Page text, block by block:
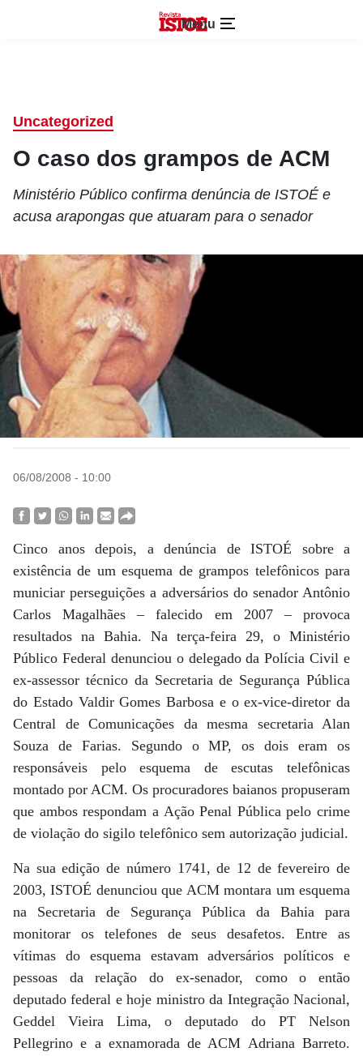
Menu
Uncategorized
O caso dos grampos de ACM
Ministério Público confirma denúncia de ISTOÉ e
acusa arapongas que atuaram para o senador
06/08/2008 - 10:00
Cinco anos depois, a denúncia de ISTOÉ sobre a
existência de um esquema de grampos telefônicos para
municiar perseguições a adversários do senador Antônio
Carlos Magalhães – falecido em 2007 – provoca
resultados na Bahia. Na terça-feira 29, o Ministério
Público Federal denunciou o delegado da Polícia Civil e
ex-assessor técnico da Secretaria de Segurança Pública
do Estado Valdir Gomes Barbosa e o ex-vice-diretor da
Central de Comunicações da mesma secretaria Alan
Souza de Farias. Segundo o MP, os dois eram os
responsáveis pelo esquema de escutas telefônicas
montado por ACM. Os procuradores baianos propuseram
que ambos respondam a Ação Penal Pública pelo crime
de violação do sigilo telefônico sem autorização judicial.
Na sua edição de número 1741, de 12 de fevereiro de
2003, ISTOÉ denunciou que ACM montara um esquema
na Secretaria de Segurança Pública da Bahia para
monitorar os telefones de seus desafetos. Entre as
vítimas do esquema estavam adversários políticos e
pessoas da relação do ex-senador, como o então
deputado federal e hoje ministro da Integração Nacional,
Geddel Vieira Lima, o deputado do PT Nelson
Pellegrino e a exnamorada de ACM Adriana Barreto.